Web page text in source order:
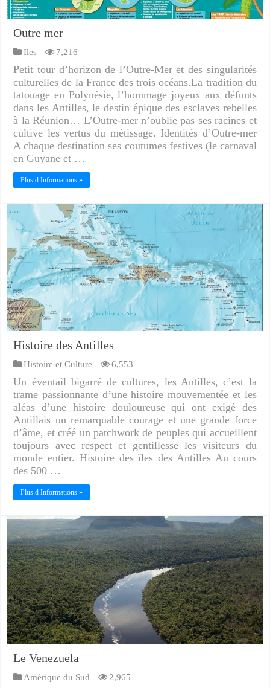
Outre mer
Iles 7,216
Petit tour d’horizon de l’Outre-Mer et des singularités
culturelles de la France des trois océans.La tradition du
tatouage en Polynésie, l’hommage joyeux aux défunts
dans les Antilles, le destin épique des esclaves rebelles
à la Réunion… L’Outre-mer n’oublie pas ses racines et
cultive les vertus du métissage. Identités d’Outre-mer
A chaque destination ses coutumes festives (le carnaval
en Guyane et …
Plus d Informations »
Histoire des Antilles
Histoire et Culture 6,553
Un éventail bigarré de cultures, les Antilles, c’est la
trame passionnante d’une histoire mouvementée et les
aléas d’une histoire douloureuse qui ont exigé des
Antillais un remarquable courage et une grande force
d’âme, et créé un patchwork de peuples qui accueillent
toujours avec respect et gentillesse les visiteurs du
monde entier. Histoire des îles des Antilles Au cours
des 500 …
Plus d Informations »
Le Venezuela
Amérique du Sud 2,965